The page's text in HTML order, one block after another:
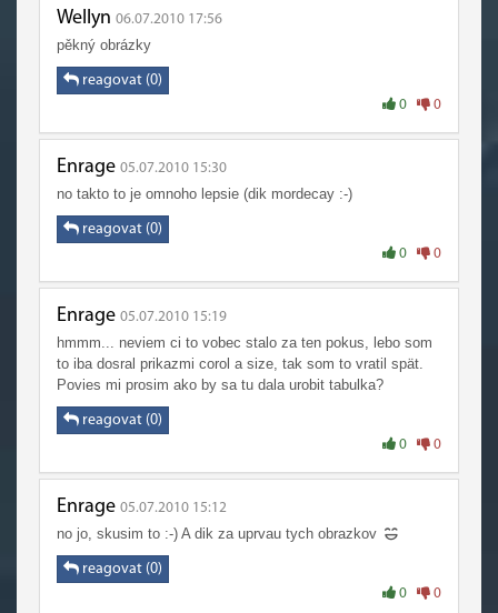
Wellyn 06.07.2010 17:56
pěkný obrázky
reagovat (0)
0 0
Enrage 05.07.2010 15:30
no takto to je omnoho lepsie (dik mordecay :-)
reagovat (0)
0 0
Enrage 05.07.2010 15:19
hmmm... neviem ci to vobec stalo za ten pokus, lebo som
to iba dosral prikazmi corol a size, tak som to vratil spät.
Povies mi prosim ako by sa tu dala urobit tabulka?
reagovat (0)
0 0
Enrage 05.07.2010 15:12
no jo, skusim to :-) A dik za uprvau tych obrazkov
reagovat (0)
0 0